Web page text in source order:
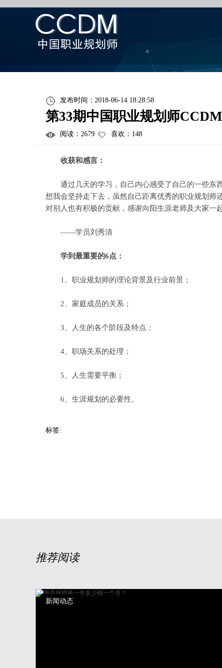
发布时间：2018-06-14 18:28:58
第33期中国职业规划师
阅读： 2679 喜欢： 148
收获和感言：
通过几天的学习，自己内心感受了自己的一些东西
想我会坚持走下去，虽然自己距离优秀的职业规划师
对别人也有积极的贡献，感谢向阳生涯老师及大家一
——学员刘秀清
学到最重要的6点：
1、职业规划师的理论背景及行业前景；
2、家庭成员的关系；
3、人生的各个阶段及特点；
4、职场关系的处理；
5、人生需要平衡；
6、生涯规划的必要性。
标签:
推荐阅读
新闻动态